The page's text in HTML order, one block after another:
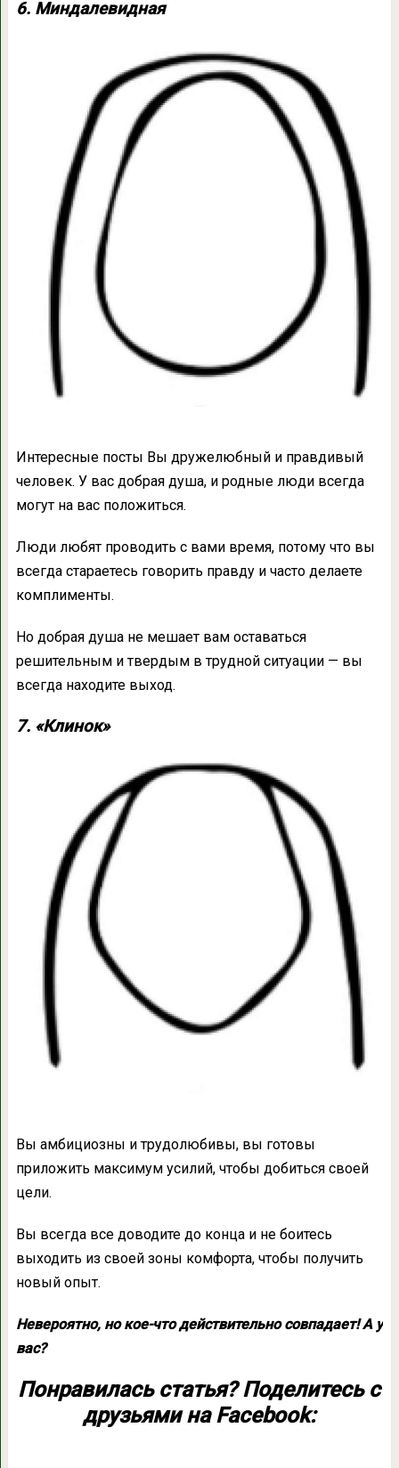
6. Миндалевидная
Интересные посты Вы дружелюбный и правдивый
человек. У вас добрая душа, и родные люди всегда
могут на вас положиться.
Люди любят проводить с вами время, потому что вы
всегда стараетесь говорить правду и часто делаете
комплименты.
Но добрая душа не мешает вам оставаться
решительным и твердым в трудной ситуации — вы
всегда находите выход.
7. «Клинок»
Вы амбициозны и трудолюбивы, вы готовы
приложить максимум усилий, чтобы добиться своей
цели.
Вы всегда все доводите до конца и не боитесь
выходить из своей зоны комфорта, чтобы получить
новый опыт.
Невероятно, но кое-что действительно совпадает! А у
вас?
Понравилась статья? Поделитесь с
друзьями на Facebook: